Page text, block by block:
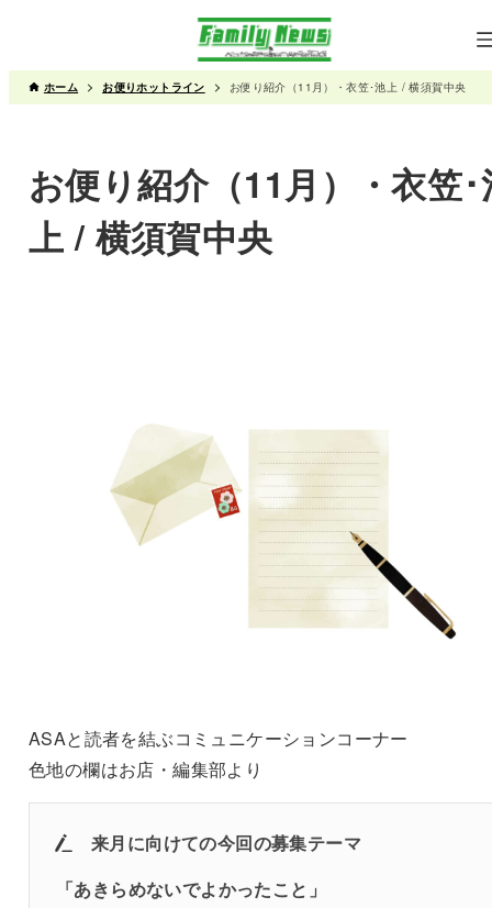
ホーム お便りホットライン お便り紹介（11月）・衣笠･池上 / 横須賀中央
お便り紹介（11月）・衣笠･
上 / 横須賀中央
ASAと読者を結ぶコミュニケーションコーナー
色地の欄はお店・編集部より
来月に向けての今回の募集テーマ
「あきらめないでよかったこと」